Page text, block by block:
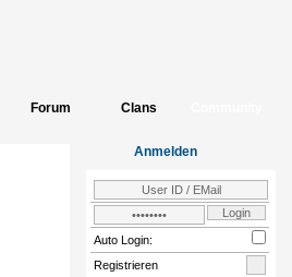
Forum Clans
Anmelden
Auto Login:
Registrieren